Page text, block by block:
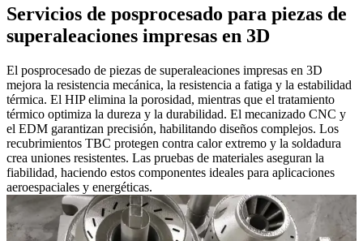
Servicios de posprocesado para piezas de
superaleaciones impresas en 3D
El posprocesado de piezas de superaleaciones impresas en 3D
mejora la resistencia mecánica, la resistencia a fatiga y la estabilidad
térmica. El HIP elimina la porosidad, mientras que el tratamiento
térmico optimiza la dureza y la durabilidad. El mecanizado CNC y
el EDM garantizan precisión, habilitando diseños complejos. Los
recubrimientos TBC protegen contra calor extremo y la soldadura
crea uniones resistentes. Las pruebas de materiales aseguran la
fiabilidad, haciendo estos componentes ideales para aplicaciones
aeroespaciales y energéticas.